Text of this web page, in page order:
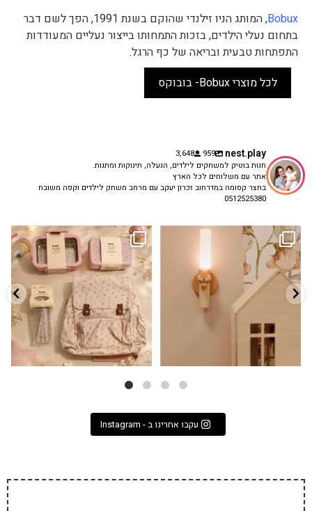
Bobux
, המותג הניו זילנדי שהוקם בשנת 1991, הפך לשם דבר
בתחום נעלי הילדים, בזכות התמחותו בייצור נעליים המעודדות
התפתחות טבעית ובריאה של כף הרגל.
לכל מוצרי Bobux- בובוקס
nest.play
959
3,648
חנות בוטיק למשחקים לילדים, הנעלה, תינוקות ומתנות.
אתר עם משלוחים לכל הארץ
בחצר קסומה במדרחוב זכרון יעקב עם מרחב משחק לילדים וקפה משובח
0512525380
✨ חוזרים למסגרת בסטייל! ✨
הקולקציה החדשה...
9 4
גם פריט עיצובי לחדר, גם מנורת לילה
...
3 0
עקבו אחרינו ב - Instagram